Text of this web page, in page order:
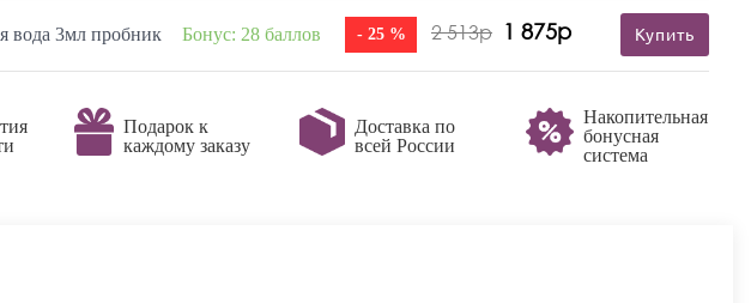
вода 3мл пробник Бонус: 28 баллов - 25 % 2 513р 1 875р Купить
Подарок к
каждому заказу
Доставка по
всей России
Накопительная
бонусная
система